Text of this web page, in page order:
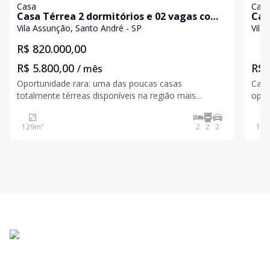
Casa
Casa Térrea 2 dormitórios e 02 vagas com
129m² na Vila Assunção
Vila Assunção, Santo André - SP
R$ 820.000,00
R$ 5.800,00 / mês
Oportunidade rara: uma das poucas casas
totalmente térreas disponíveis na região mais
terreno (10m de frente). Possui 2 dormitórios, sala
para 2 ambientes, 2 banheiros completos, cozinha,
129m² 2 2 2
Casa
Vila
R$
Casa á venda Vila assunção
oportunidade
154